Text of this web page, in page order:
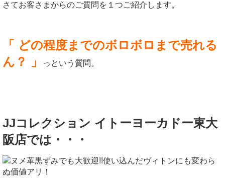
さてお客さまからのご質問を１つご紹介します。
「 どの程度までのボロボロまで売れる
ん？ 」
っという質問。
JJコレクション イトーヨーカドー東大
阪店では・・・